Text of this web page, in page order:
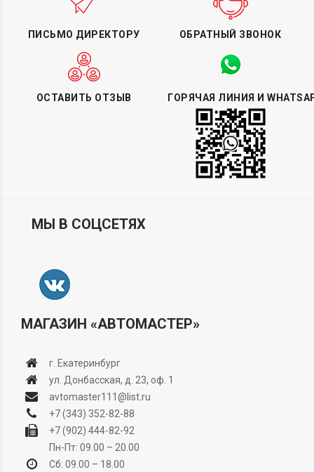
ПИСЬМО ДИРЕКТОРУ ОБРАТНЫЙ ЗВОНОК
ОСТАВИТЬ ОТЗЫВ ГОРЯЧАЯ ЛИНИЯ И
МЫ В СОЦСЕТЯХ
МАГАЗИН «АВТОМАСТЕР»
г. Екатеринбург
ул. Донбасская, д. 23, оф. 1
avtomaster111@list.ru
+7 (343) 352-82-88
+7 (902) 444-82-92
Пн-Пт: 09.00 – 20.00
Сб: 09.00 – 18.00